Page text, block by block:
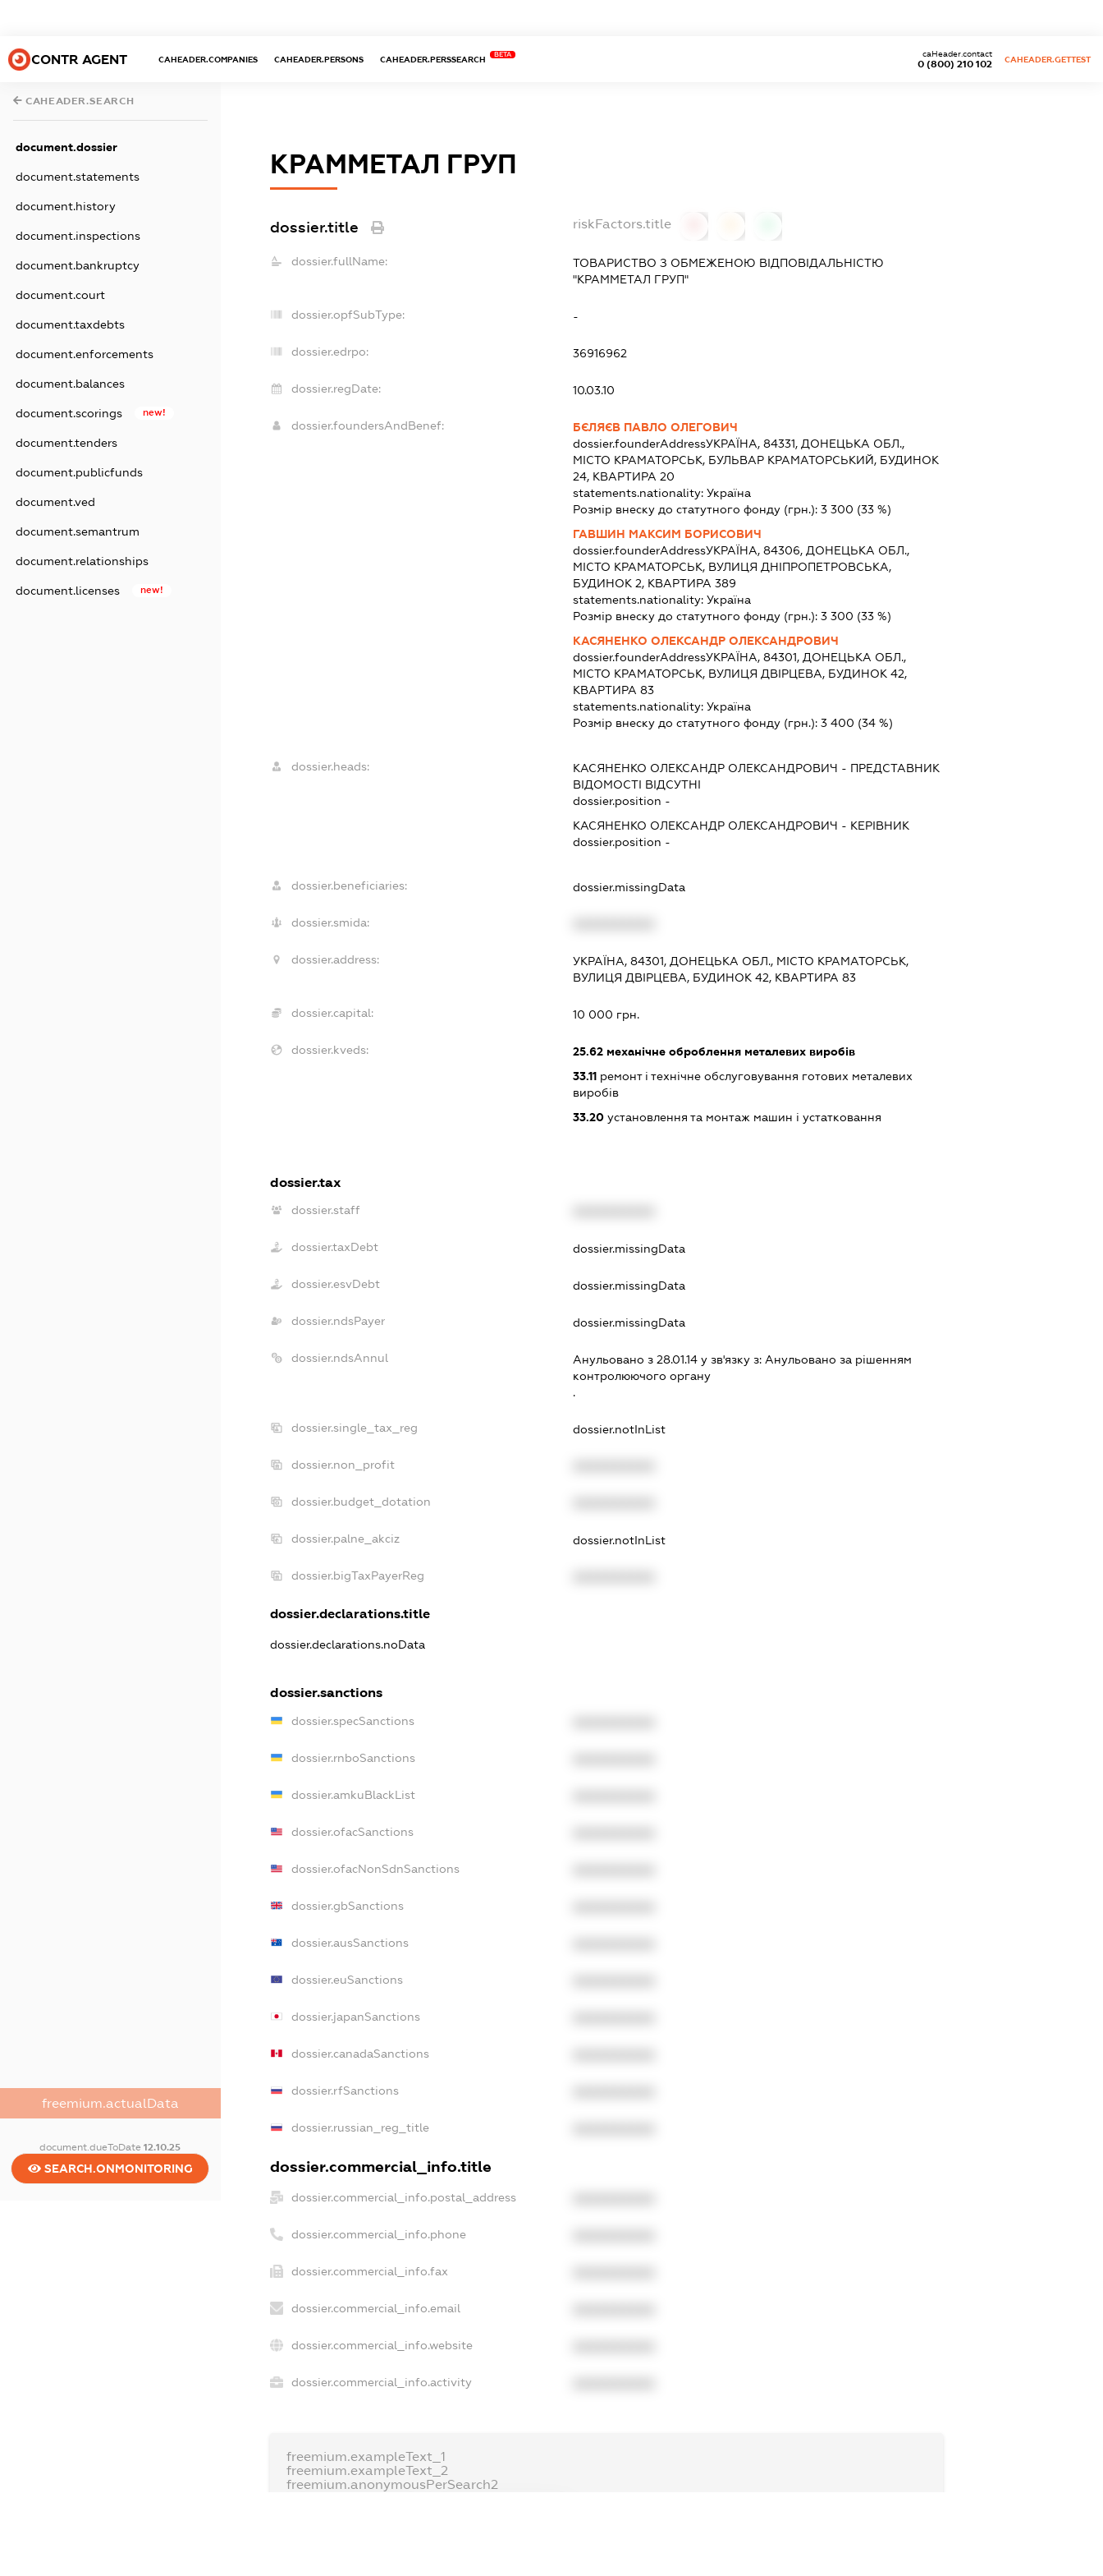
CONTR AGENT CAHEADER.COMPANIES CAHEADER.PERSONS CAHEADER.PERSSEARCH
BETA
0 (800) 210 102
caHeader.contact
CAHEADER.GETTEST
CAHEADER.SEARCH
document.dossier
document.statements
document.history
document.inspections
document.bankruptcy
document.court
document.taxdebts
document.enforcements
document.balances
document.scorings new!
document.tenders
document.publicfunds
document.ved
document.semantrum
document.relationships
document.licenses new!
freemium.actualData
document.dueToDate12.10.25
SEARCH.ONMONITORING
КРАММЕТАЛ ГРУП
dossier.title riskFactors.title
dossier.fullName:
ТОВАРИСТВО З ОБМЕЖЕНОЮ ВІДПОВІДАЛЬНІСТЮ
"КРАММЕТАЛ ГРУП"
dossier.opfSubType: -
dossier.edrpo: 36916962
dossier.regDate: 10.03.10
dossier.foundersAndBenef:
БЄЛЯЄВ ПАВЛО ОЛЕГОВИЧ
dossier.founderAddressУКРАЇНА, 84331, ДОНЕЦЬКА ОБЛ.,
МІСТО КРАМАТОРСЬК, БУЛЬВАР КРАМАТОРСЬКИЙ, БУДИНОК
24, КВАРТИРА 20
statements.nationality:Україна
Розмір внеску до статутного фонду (грн.):3 300 (33 %)
ГАВШИН МАКСИМ БОРИСОВИЧ
dossier.founderAddressУКРАЇНА, 84306, ДОНЕЦЬКА ОБЛ.,
МІСТО КРАМАТОРСЬК, ВУЛИЦЯ ДНІПРОПЕТРОВСЬКА,
БУДИНОК 2, КВАРТИРА 389
statements.nationality:Україна
Розмір внеску до статутного фонду (грн.):3 300 (33 %)
КАСЯНЕНКО ОЛЕКСАНДР ОЛЕКСАНДРОВИЧ
dossier.founderAddressУКРАЇНА, 84301, ДОНЕЦЬКА ОБЛ.,
МІСТО КРАМАТОРСЬК, ВУЛИЦЯ ДВІРЦЕВА, БУДИНОК 42,
КВАРТИРА 83
statements.nationality:Україна
Розмір внеску до статутного фонду (грн.):3 400 (34 %)
dossier.heads: КАСЯНЕНКО ОЛЕКСАНДР ОЛЕКСАНДРОВИЧ - ПРЕДСТАВНИК
ВІДОМОСТІ ВІДСУТНІ
dossier.position -
КАСЯНЕНКО ОЛЕКСАНДР ОЛЕКСАНДРОВИЧ - КЕРІВНИК
dossier.position -
dossier.beneficiaries: dossier.missingData
dossier.smida:
dossier.address:
УКРАЇНА, 84301, ДОНЕЦЬКА ОБЛ., МІСТО КРАМАТОРСЬК,
ВУЛИЦЯ ДВІРЦЕВА, БУДИНОК 42, КВАРТИРА 83
dossier.capital: 10 000 грн.
dossier.kveds: 25.62 механічне оброблення металевих виробів
33.11 ремонт і технічне обслуговування готових металевих
виробів
33.20 установлення та монтаж машин і устатковання
dossier.tax
dossier.staff
dossier.taxDebt dossier.missingData
dossier.esvDebt dossier.missingData
dossier.ndsPayer dossier.missingData
dossier.ndsAnnul Анульовано з 28.01.14 у зв'язку з: Анульовано за рiшенням
контролюючого органу
.
dossier.single_tax_reg dossier.notInList
dossier.non_profit
dossier.budget_dotation
dossier.palne_akciz dossier.notInList
dossier.bigTaxPayerReg
dossier.declarations.title
dossier.declarations.noData
dossier.sanctions
dossier.specSanctions
dossier.rnboSanctions
dossier.amkuBlackList
dossier.ofacSanctions
dossier.ofacNonSdnSanctions
dossier.gbSanctions
dossier.ausSanctions
dossier.euSanctions
dossier.japanSanctions
dossier.canadaSanctions
dossier.rfSanctions
dossier.russian_reg_title
dossier.commercial_info.title
dossier.commercial_info.postal_address
dossier.commercial_info.phone
dossier.commercial_info.fax
dossier.commercial_info.email
dossier.commercial_info.website
dossier.commercial_info.activity
freemium.exampleText_1
freemium.exampleText_2
freemium.anonymousPerSearch2